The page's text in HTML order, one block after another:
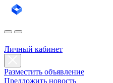
Личный кабинет
Разместить объявление
Предложить новость